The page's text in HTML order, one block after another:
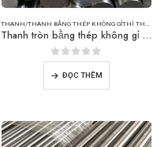
THANH/THANH BẰNG THÉP KHÔNG GỈTHÌ THÉP KHÔNG GỈ
Thanh tròn bằng thép không gỉ 410
0trong số 5
ĐỌC THÊM